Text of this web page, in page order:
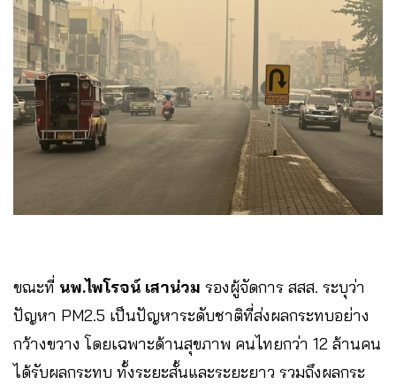
ขณะที่ นพ.ไพโรจน์ เสาน่วม รองผู้จัดการ สสส. ระบุว่า
ปัญหา PM2.5 เป็นปัญหาระดับชาติที่ส่งผลกระทบอย่าง
กว้างขวาง โดยเฉพาะด้านสุขภาพ คนไทยกว่า 12 ล้านคน
ได้รับผลกระทบ ทั้งระยะสั้นและระยะยาว รวมถึงผลกระ